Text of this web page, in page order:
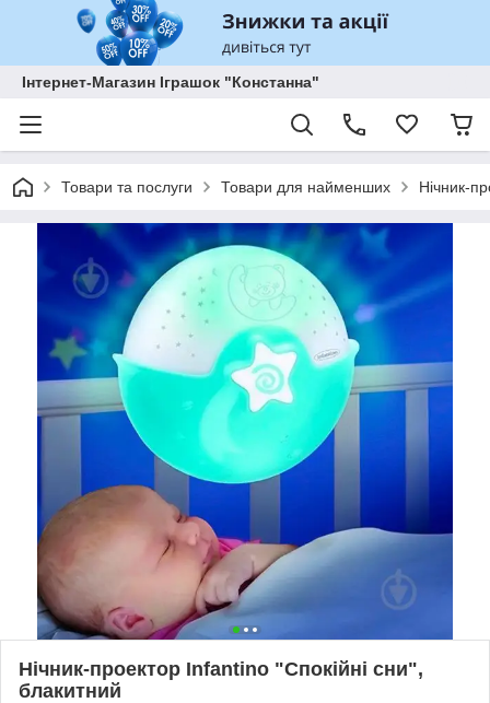
Інтернет-Магазин Іграшок "Констанна"
Товари та послуги Товари для найменших Нічник-
Нічник-проектор Infantino "Спокійні сни",
блакитний